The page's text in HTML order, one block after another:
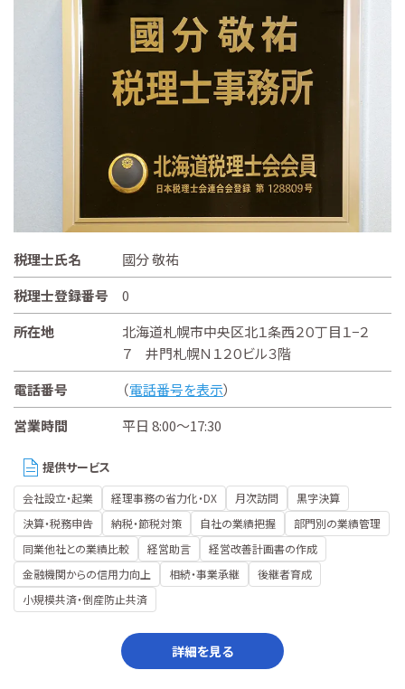
税理士氏名
國分 敬祐
税理士登録番号
0
所在地
北海道札幌市中央区北１条西２０丁目１−２
７ 井門札幌Ｎ１２０ビル３階
電話番号
（電話番号を表示）
営業時間
平日 8:00～17:30
提供サービス
会社設立・起業 経理事務の省力化・DX 月次訪問
黒字決算
決算・税務申告
納税・節税対策 自社の業績把握
部門別の業績管理
同業他社との業績比較
経営助言
経営改善計画書の作成
金融機関からの信用力向上
相続・事業承継
後継者育成
小規模共済・倒産防止共済
詳細を見る